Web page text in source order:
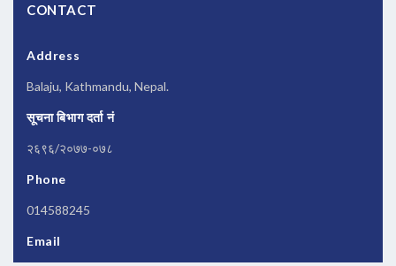
CONTACT
Address
Balaju, Kathmandu, Nepal.
सूचना बिभाग दर्ता नं
२६९६/२०७७-०७८
Phone
014588245
Email